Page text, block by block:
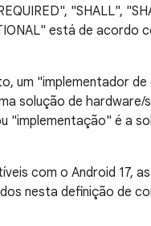
"SHALL",
está de acordo
um "implementador
solução de
"implementação" é a
com o Android 17,
nesta definição de